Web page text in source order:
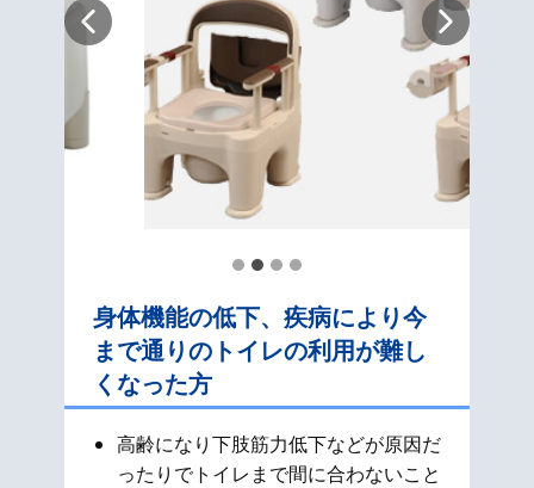
身体機能の低下、疾病により今
まで通りのトイレの利用が難し
くなった方
高齢になり下肢筋力低下などが原因だ
ったりでトイレまで間に合わないこと